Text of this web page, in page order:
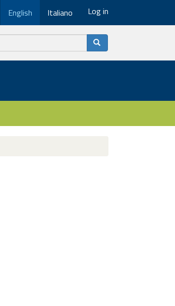
English Italiano Log in